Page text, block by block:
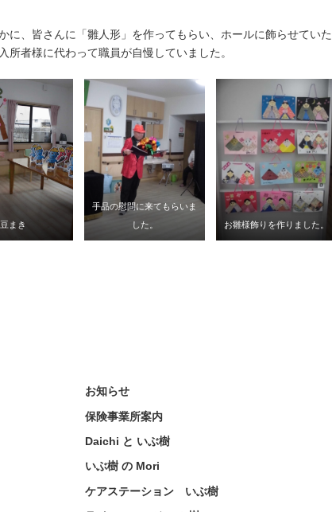
に、皆さんに「雛人形」を作ってもらい、ホールに飾らせていた
所者様に代わって職員が自慢していました。
豆まき
手品の慰問に来てもらいま
した。
お雛様飾りを作りました。
お知らせ
保険事業所案内
Daichi と いぶ樹
いぶ樹 の Mori
ケアステーション いぶ樹